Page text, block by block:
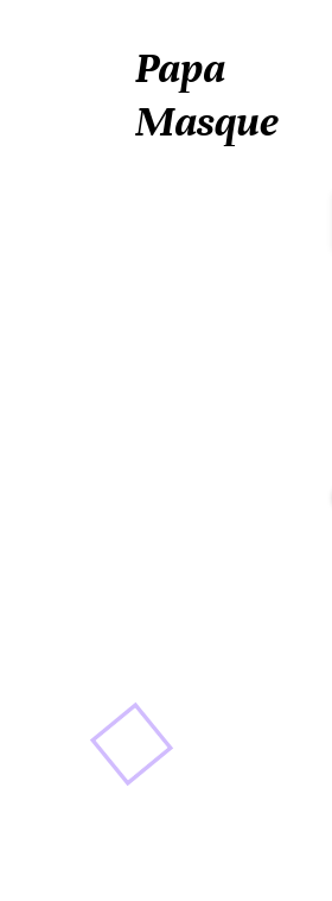
Papa
Masque